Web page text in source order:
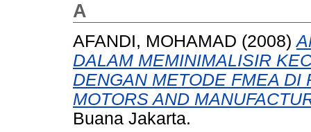
A
AFANDI, MOHAMAD (2008)
DALAM MEMINIMALISIR
DENGAN METODE FMEA DI
MOTORS AND
Buana Jakarta.